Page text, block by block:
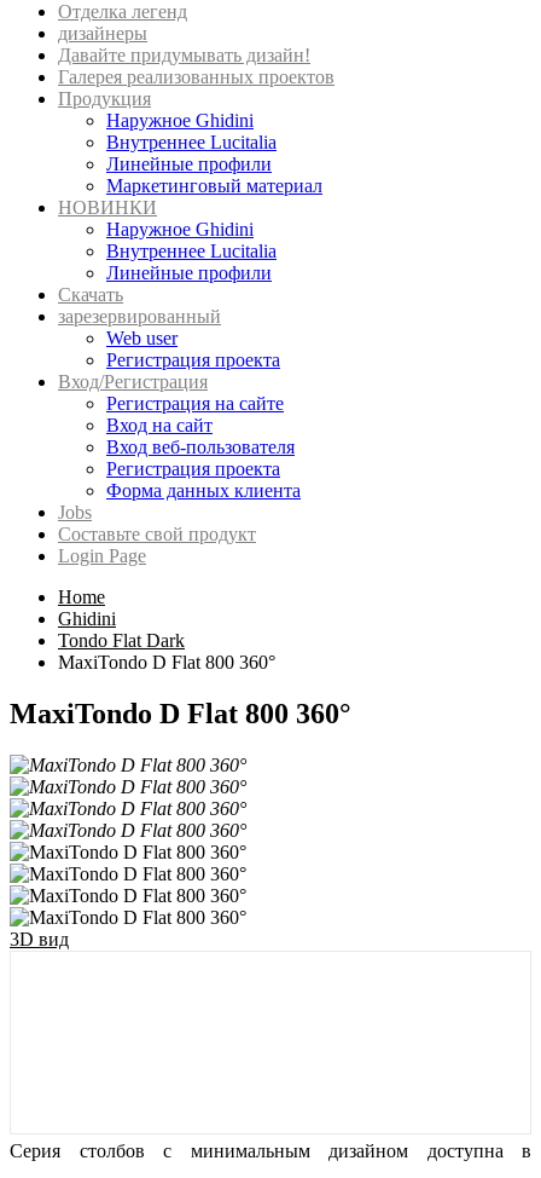
Отделка легенд
дизайнеры
Давайте придумывать дизайн!
Галерея реализованных проектов
Продукция
Наружное Ghidini
Внутреннее Lucitalia
Линейные профили
Маркетинговый материал
НОВИНКИ
Наружное Ghidini
Внутреннее Lucitalia
Линейные профили
Скачать
зарезервированный
Web user
Регистрация проекта
Вход/Регистрация
Регистрация на сайте
Вход на сайт
Вход веб-пользователя
Регистрация проекта
Форма данных клиента
Jobs
Составьте свой продукт
Login Page
Home
Ghidini
Tondo Flat Dark
MaxiTondo D Flat 800 360°
MaxiTondo D Flat 800 360°
3D вид
Серия столбов с минимальным дизайном доступна в